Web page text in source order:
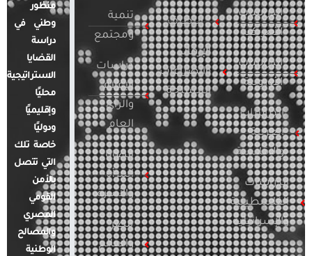
الدراسات
الأمريكية
الدراسات
الأوروبية
الدراسات
العربية
والإقليمية
الدراسات
الفلسطينية
والإسرائيلية
التطرف
الإرهاب
والصراعات
المسلحة
تنمية
ومجتمع
دراسات
الإعلام
والرأي
العام
قضايا
المرأة
والأسرة
مصر
والعالم
منظور
وطني في
دراسة
القضايا
الاستراتيجية
محليًا
وإقليميًا
ودوليًا
خاصة تلك
التي تتصل
بالأمن
القومي
المصري
والمصالح
الوطنية